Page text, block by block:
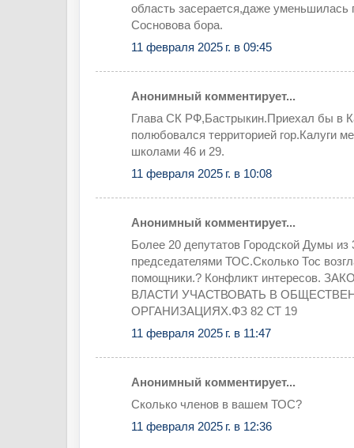
область засерается,даже
Сосновова бора.
11 февраля 2025 г. в 09:45
Анонимный комментирует...
Глава СК РФ,Бастрыкин.Приехал бы в
полюбовался территорией гор.Калуги
школами 46 и 29.
11 февраля 2025 г. в 10:08
Анонимный комментирует...
Более 20 депутатов Городской Думы из
председателями ТОС.Сколько Тос
помощники.? Конфликт интересов.
ВЛАСТИ УЧАСТВОВАТЬ В
ОРГАНИЗАЦИЯХ.ФЗ 82 СТ 19
11 февраля 2025 г. в 11:47
Анонимный комментирует...
Сколько членов в вашем ТОС?
11 февраля 2025 г. в 12:36